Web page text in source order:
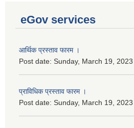
eGov services
आर्थिक प्रस्ताव फारम ।
Post date: Sunday, March 19,
प्राविधिक प्रस्ताव फारम ।
Post date: Sunday, March 19,